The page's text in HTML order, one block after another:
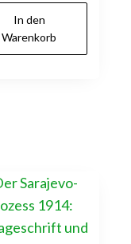
In den
Warenkorb